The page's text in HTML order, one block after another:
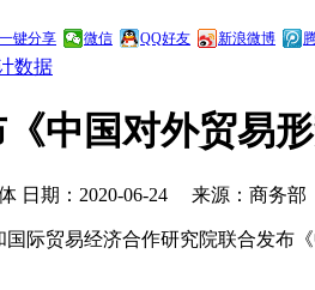
一键分享 微信 QQ好友 新浪微博
数据
中国对外贸易
日期：2020-06-24 来源：商务部
际贸易经济合作研究院联合发布